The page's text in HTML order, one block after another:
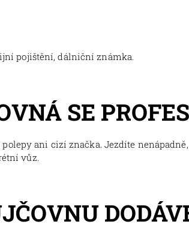
pojištění, dálniční známka.
SE
ani cizí značka. Jezdíte
vůz.